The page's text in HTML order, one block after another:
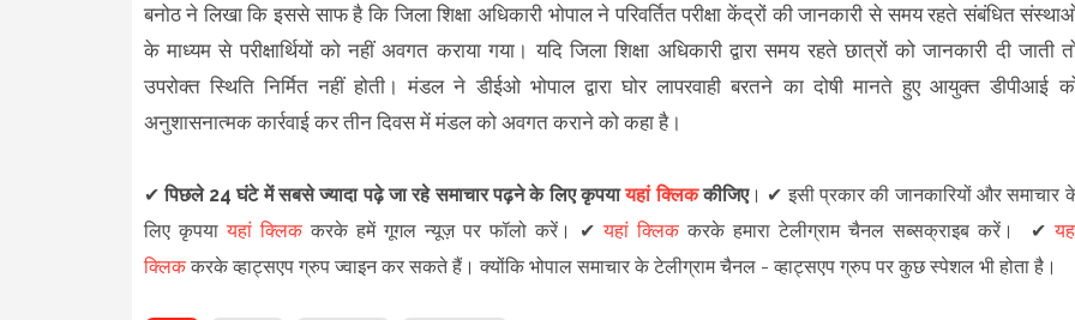
बनोठ ने लिखा कि इससे साफ है कि जिला शिक्षा अधिकारी भोपाल ने परिवर्तित परीक्षा केंद्रों की जानकारी से समय रहते संबंधित
के माध्यम से परीक्षार्थियों को नहीं अवगत कराया गया। यदि जिला शिक्षा अधिकारी द्वारा समय रहते छात्रों को जानकारी दी जाती
उपरोक्त स्थिति निर्मित नहीं होती। मंडल ने डीईओ भोपाल द्वारा घोर लापरवाही बरतने का दोषी मानते हुए आयुक्त डीपीआई
अनुशासनात्मक कार्रवाई कर तीन दिवस में मंडल को अवगत कराने को कहा है।
✔पिछले 24 घंटे में सबसे ज्यादा पढ़े जा रहे समाचार पढ़ने के लिए कृपयायहां क्लिककीजिए। ✔ इसी प्रकार की जानकारियों और समाचार
लिए कृपयायहां क्लिककरके हमें गूगल न्यूज़ पर फॉलो करें। ✔यहां क्लिककरके हमारा टेलीग्राम चैनल सब्सक्राइब करें। ✔
क्लिककरके व्हाट्सएप ग्रुप ज्वाइन कर सकते हैं। क्योंकि भोपाल समाचार के टेलीग्राम चैनल - व्हाट्सएप ग्रुपपर कुछ स्पेशल भी होता है।